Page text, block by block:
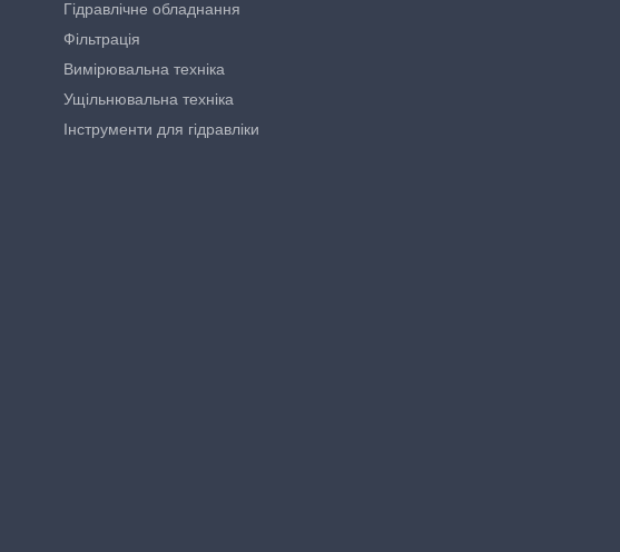
Гідравлічне обладнання
Фільтрація
Вимірювальна техніка
Ущільнювальна техніка
Інструменти для гідравліки